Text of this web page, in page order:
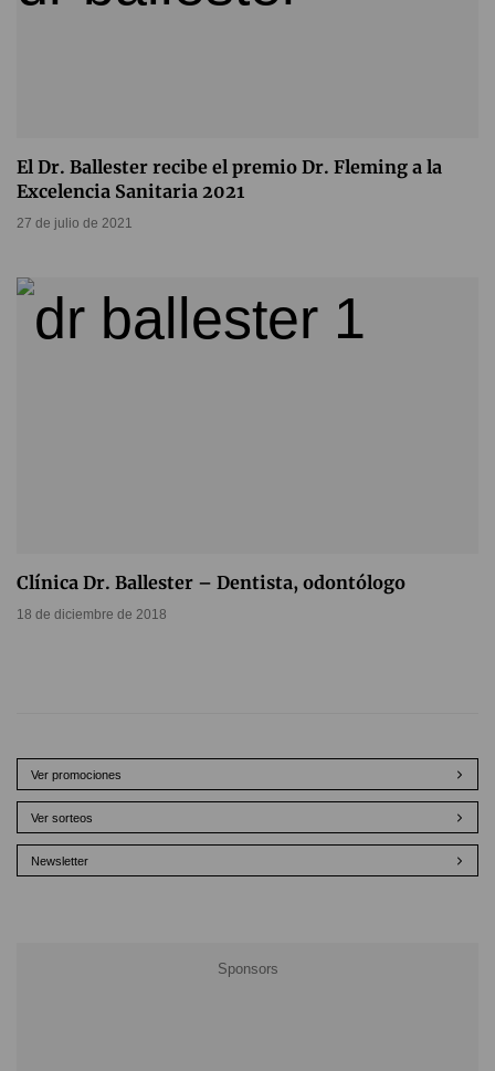
El Dr. Ballester recibe el premio Dr. Fleming a la
Excelencia Sanitaria 2021
27 de julio de 2021
Clínica Dr. Ballester – Dentista, odontólogo
18 de diciembre de 2018
Ver promociones
Ver sorteos
Newsletter